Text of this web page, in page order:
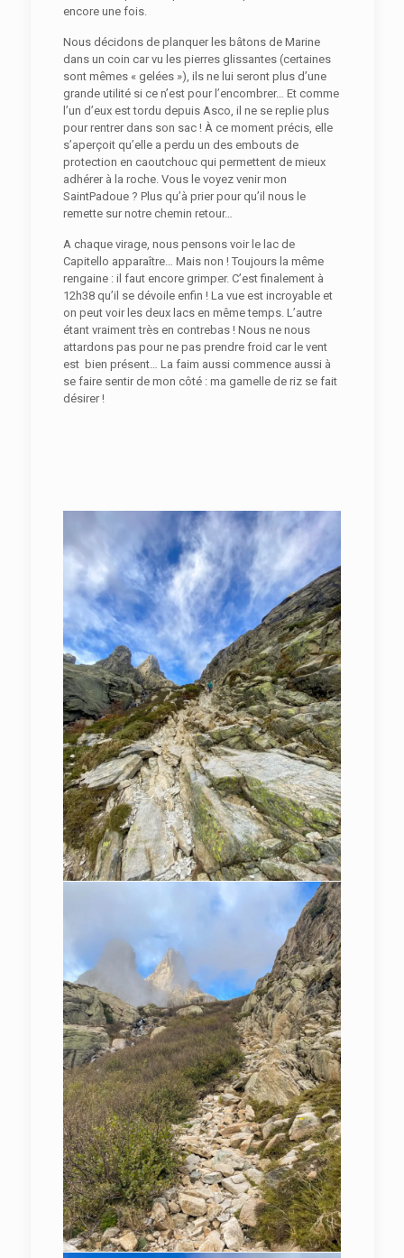
encore une fois.
Nous décidons de planquer les bâtons de Marine
dans un coin car vu les pierres glissantes (certaines
sont mêmes « gelées »), ils ne lui seront plus d’une
grande utilité si ce n’est pour l’encombrer… Et comme
l’un d’eux est tordu depuis Asco, il ne se replie plus
pour rentrer dans son sac ! À ce moment précis, elle
s’aperçoit qu’elle a perdu un des embouts de
protection en caoutchouc qui permettent de mieux
adhérer à la roche. Vous le voyez venir mon
SaintPadoue ? Plus qu’à prier pour qu’il nous le
remette sur notre chemin retour…
A chaque virage, nous pensons voir le lac de
Capitello apparaître… Mais non ! Toujours la même
rengaine : il faut encore grimper. C’est finalement à
12h38 qu’il se dévoile enfin ! La vue est incroyable et
on peut voir les deux lacs en même temps. L’autre
étant vraiment très en contrebas ! Nous ne nous
attardons pas pour ne pas prendre froid car le vent
est bien présent… La faim aussi commence aussi à
se faire sentir de mon côté : ma gamelle de riz se fait
désirer !